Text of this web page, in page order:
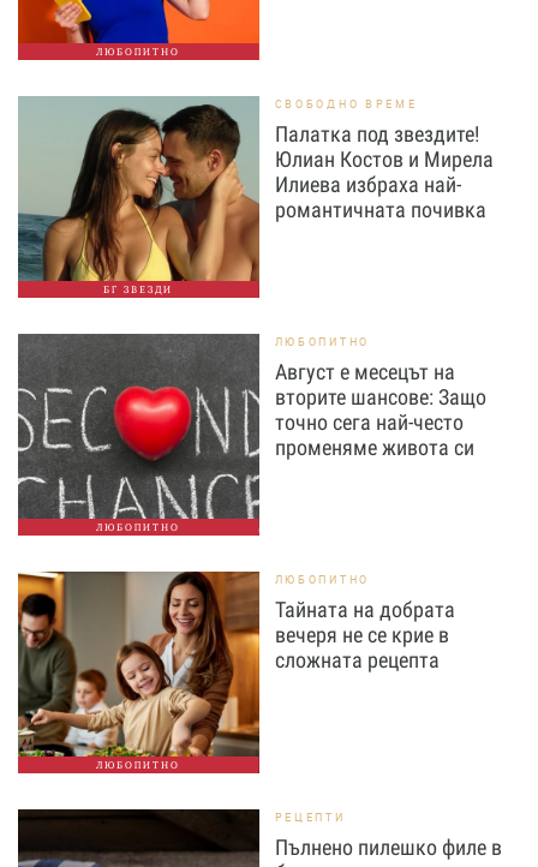
ЛЮБОПИТНО
БГ ЗВЕЗДИ
СВОБОДНО ВРЕМЕ
Палатка под звездите!
Юлиан Костов и Мирела
Илиева избраха най-
романтичната почивка
ЛЮБОПИТНО
ЛЮБОПИТНО
Август е месецът на
вторите шансове: Защо
точно сега най-често
променяме живота си
ЛЮБОПИТНО
ЛЮБОПИТНО
Тайната на добрата
вечеря не се крие в
сложната рецепта
РЕЦЕПТИ
Пълнено пилешко филе в